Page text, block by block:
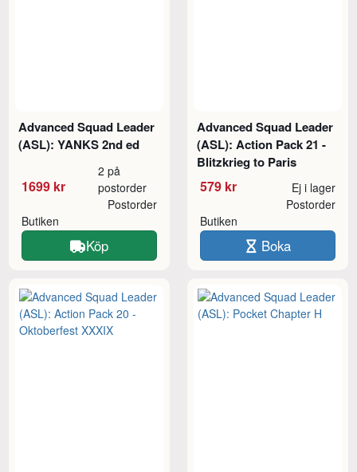
Advanced Squad Leader
(ASL): YANKS 2nd ed
1699 kr
2 på
postorder
Butiken
Postorder
Köp
Advanced Squad Leader
(ASL): Action Pack 21 -
Blitzkrieg to Paris
579 kr Ej i lager
Butiken
Postorder
Boka